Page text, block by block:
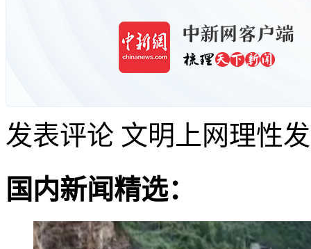
发表评论 文明上网理性
国内新闻精选：